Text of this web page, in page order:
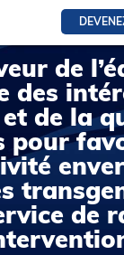
de
des
de la
pour
de